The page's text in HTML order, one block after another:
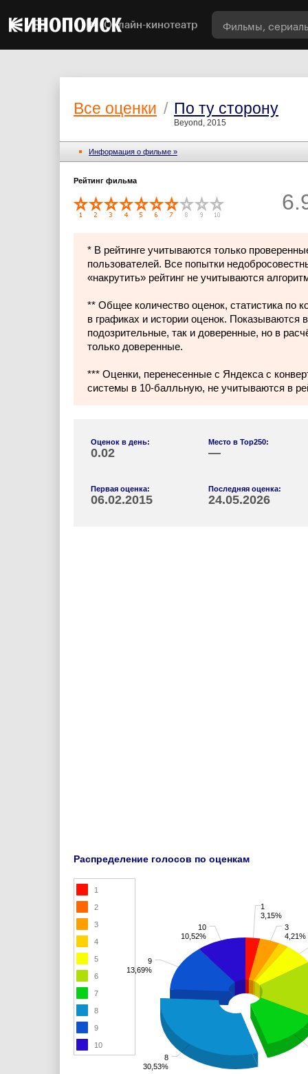
Онлайн-кинотеатр
Все оценки / По ту сторону
Beyond, 2015
Информация о фильме »
Рейтинг фильма
* В рейтинге учитываются только
пользователей. Все попытки
«накрутить» рейтинг не учитываются
** Общее количество оценок, статистика по
в графиках и истории оценок. Показываются
подозрительные, так и доверенные, но в
только доверенные.
*** Оценки, перенесенные с Яндекса с
системы в 10-балльную, не учитываются в
Оценок в день:
0.02
Место в Top250:
—
Первая оценка:
06.02.2015
Последняя оценка:
24.05.2026
Распределение голосов по оценкам
10
10,52%
9
13,69%
1
3,15%
3
4,21%
8
30,53%
1
2
3
4
5
6
7
8
9
10